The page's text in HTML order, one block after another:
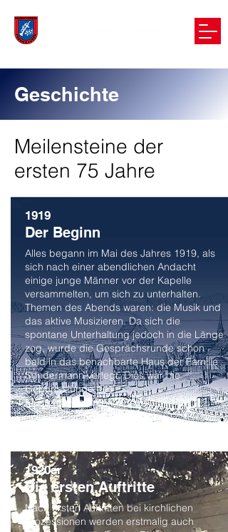
Geschichte
Meilensteine der
ersten 75 Jahre
Der Beginn
Alles begann im Mai des Jahres 1919, als
sich nach einer abendlichen Andacht
einige junge Männer vor der Kapelle
versammelten, um sich zu unterhalten.
Themen des Abends waren: die Musik und
das aktive Musizieren. Da sich die
spontane Unterhaltung jedoch in die Länge
zog, wurde die Gesprächsrunde schon
bald in das benachbarte Haus der Familie
Sondermann verlegt. Dies war die
Geburtsstunde des
Musikvereins Frenkhausen.
1919
Die ersten Auftritte
Nach ersten Auftritten bei kirchlichen
Prozessionen werden erstmalig auch
1920er